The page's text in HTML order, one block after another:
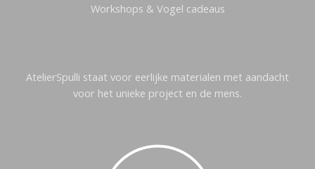
Workshops & Vogel cadeaus
AtelierSpulli staat voor eerlijke materialen met aandacht
voor het unieke project en de mens.